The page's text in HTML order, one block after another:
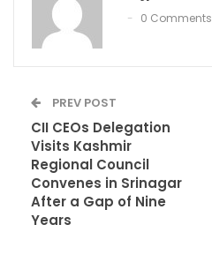
0 Comments
PREV POST
CII CEOs Delegation
Visits Kashmir
Regional Council
Convenes in Srinagar
After a Gap of Nine
Years